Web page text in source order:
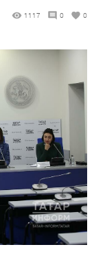
1117 0 0